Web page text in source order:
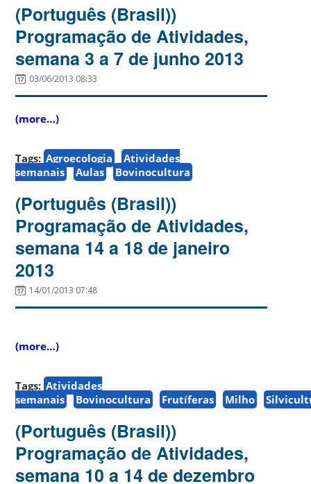
(Português (Brasil))
Programação de Atividades,
semana 3 a 7 de junho 2013
03/06/2013 08:33
(more…)
Tags: Agroecologia
Atividades
semanais
Aulas Bovinocultura
(Português (Brasil))
Programação de Atividades,
semana 14 a 18 de janeiro
2013
14/01/2013 07:48
(more…)
Tags: Atividades
semanais
Bovinocultura Frutíferas Milho
(Português (Brasil))
Programação de Atividades,
semana 10 a 14 de dezembro